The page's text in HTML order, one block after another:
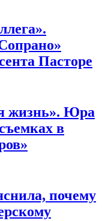
Пасторе
жизнь». Юра
в
почему